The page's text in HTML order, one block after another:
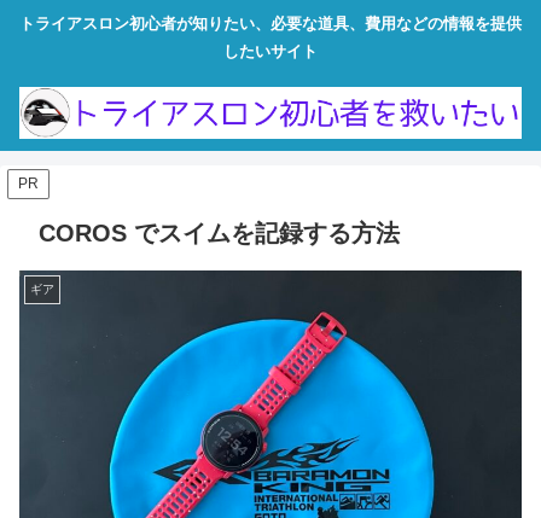
トライアスロン初心者が知りたい、必要な道具、費用などの情報を提供
したいサイト
PR
COROS でスイムを記録する方法
ギア